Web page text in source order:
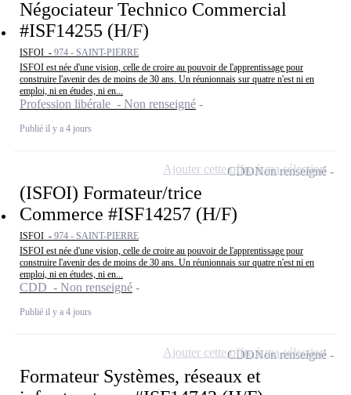
Négociateur Technico Commercial
#ISF14255 (H/F)
ISFOI - 974 - SAINT-PIERRE
ISFOI est née d'une vision, celle de croire au pouvoir de l'apprentissage pour
construire l'avenir des de moins de 30 ans. Un réunionnais sur quatre n'est ni en
emploi, ni en études, ni en...
Profession libérale - Non renseigné
Publié il y a 4 jours
(ISFOI) Formateur/trice
Commerce #ISF14257 (H/F)
ISFOI - 974 - SAINT-PIERRE
ISFOI est née d'une vision, celle de croire au pouvoir de l'apprentissage pour
construire l'avenir des de moins de 30 ans. Un réunionnais sur quatre n'est ni en
emploi, ni en études, ni en...
CDD - Non renseigné
Publié il y a 4 jours
CDDNon renseigné
Ajouter cette offre à ma sélection
Formateur Systèmes, réseaux et
CDDNon renseigné
Ajouter cette offre à ma sélection